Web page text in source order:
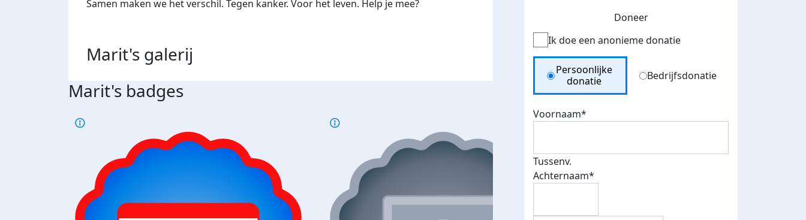
Samen maken we het verschil. Tegen kanker. Voor het leven. Help je mee?
Marit's galerij
Marit's badges
Doneer
Ik doe een anonieme donatie
Donation Type
Persoonlijke
donatie
Bedrijfsdonatie
Voornaam*
Tussenv.
Achternaam*